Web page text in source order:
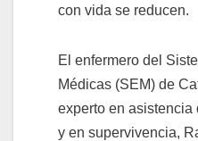
con vida se reducen.
El enfermero del
Médicas (SEM) de
experto en asistencia
y en supervivencia,